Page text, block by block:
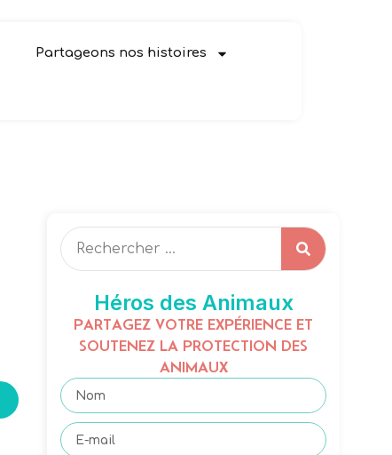
Partageons nos histoires
Héros des Animaux
PARTAGEZ VOTRE EXPÉRIENCE ET
SOUTENEZ LA PROTECTION DES
ANIMAUX